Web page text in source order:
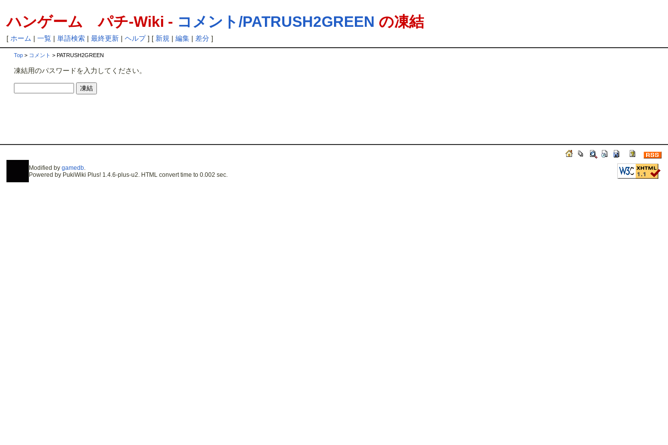
ハンゲーム パチ-Wiki - コメント/PATRUSH2GREEN の凍結
[ ホーム |一覧 |単語検索 |最終更新 |ヘルプ] [ 新規 |編集 | 差分 ]
Top > コメント > PATRUSH2GREEN
凍結用のパスワードを入力してください。
Modified bygamedb.
Powered by PukiWiki Plus! 1.4.6-plus-u2. HTML convert time to 0.002 sec.